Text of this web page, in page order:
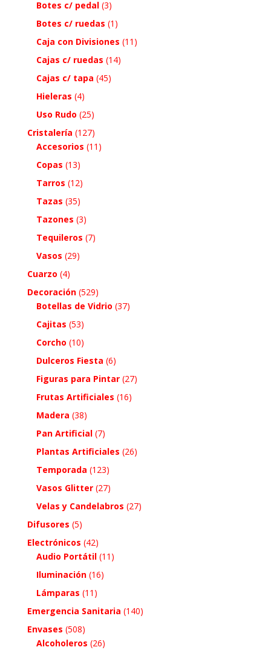
Botes c/ pedal (3)
Botes c/ ruedas (1)
Caja con Divisiones (11)
Cajas c/ ruedas (14)
Cajas c/ tapa (45)
Hieleras (4)
Uso Rudo (25)
Cristalería (127)
Accesorios (11)
Copas (13)
Tarros (12)
Tazas (35)
Tazones (3)
Tequileros (7)
Vasos (29)
Cuarzo (4)
Decoración (529)
Botellas de Vidrio (37)
Cajitas (53)
Corcho (10)
Dulceros Fiesta (6)
Figuras para Pintar (27)
Frutas Artificiales (16)
Madera (38)
Pan Artificial (7)
Plantas Artificiales (26)
Temporada (123)
Vasos Glitter (27)
Velas y Candelabros (27)
Difusores (5)
Electrónicos (42)
Audio Portátil (11)
Iluminación (16)
Lámparas (11)
Emergencia Sanitaria (140)
Envases (508)
Alcoholeros (26)